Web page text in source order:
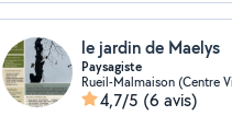
le jardin de Maelys
Paysagiste
Rueil-Malmaison (Centre
4,7/5 (6 avis)